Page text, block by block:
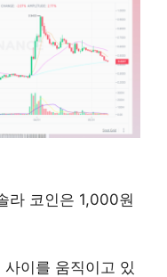
라 코인은 1,000원
이를 움직이고 있